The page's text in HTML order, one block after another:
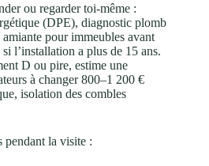
ou regarder toi‑même :
(DPE), diagnostic plomb
pour immeubles avant
l’installation a plus de 15 ans.
D ou pire, estime une
à changer 800–1 200 €
isolation des combles
pendant la visite :